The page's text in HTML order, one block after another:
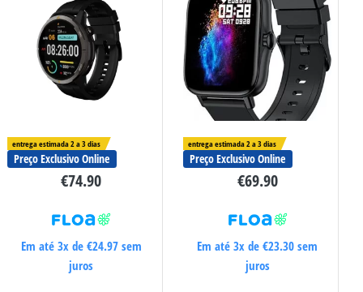
entrega estimada 2 a 3 dias
Preço Exclusivo Online
€74.90
Em até 3x de €24.97sem
juros
entrega estimada 2 a 3 dias
Preço Exclusivo Online
€69.90
Em até 3x de€23.30 sem
juros